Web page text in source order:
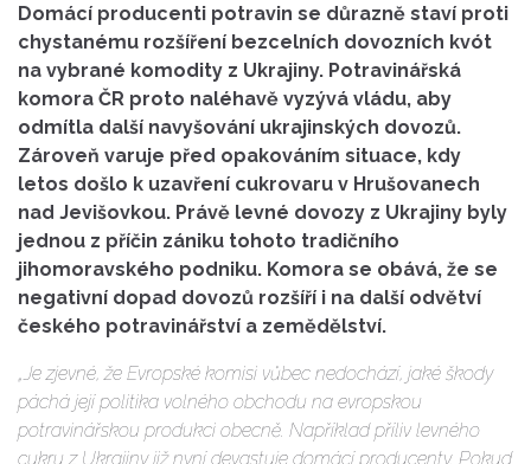
Domácí producenti potravin se důrazně staví proti
chystanému rozšíření bezcelních dovozních kvót
na vybrané komodity z Ukrajiny. Potravinářská
komora ČR proto naléhavě vyzývá vládu, aby
odmítla další navyšování ukrajinských dovozů.
Zároveň varuje před opakováním situace, kdy
letos došlo k uzavření cukrovaru v Hrušovanech
nad Jevišovkou. Právě levné dovozy z Ukrajiny byly
jednou z příčin zániku tohoto tradičního
jihomoravského podniku. Komora se obává, že se
negativní dopad dovozů rozšíří i na další odvětví
českého potravinářství a zemědělství.
„Je zjevné, že Evropské komisi vůbec nedochází, jaké škody
páchá její politika volného obchodu na evropskou
potravinářskou produkci obecně. Například příliv levného
cukru z Ukrajiny již nyní devastuje domácí producenty. Pokud